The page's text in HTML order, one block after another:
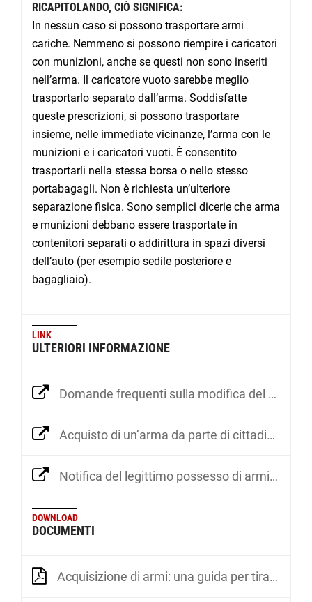
RICAPITOLANDO, CIÒ SIGNIFICA:
In nessun caso si possono trasportare armi
cariche. Nemmeno si possono riempire i caricatori
con munizioni, anche se questi non sono inseriti
nell’arma. Il caricatore vuoto sarebbe meglio
trasportarlo separato dall’arma. Soddisfatte
queste prescrizioni, si possono trasportare
insieme, nelle immediate vicinanze, l’arma con le
munizioni e i caricatori vuoti. È consentito
trasportarli nella stessa borsa o nello stesso
portabagagli. Non è richiesta un’ulteriore
separazione fisica. Sono semplici dicerie che arma
e munizioni debbano essere trasportate in
contenitori separati o addirittura in spazi diversi
dell’auto (per esempio sedile posteriore e
bagagliaio).
LINK
ULTERIORI INFORMAZIONE
Domande frequenti sulla modifica del diritto sulle armi
Acquisto di un’arma da parte di cittadini privati
Notifica del legittimo possesso di armi da fuoco
DOWNLOAD
DOCUMENTI
Acquisizione di armi: una guida per tiratori sportivi e collezionisti (Pro Tell)